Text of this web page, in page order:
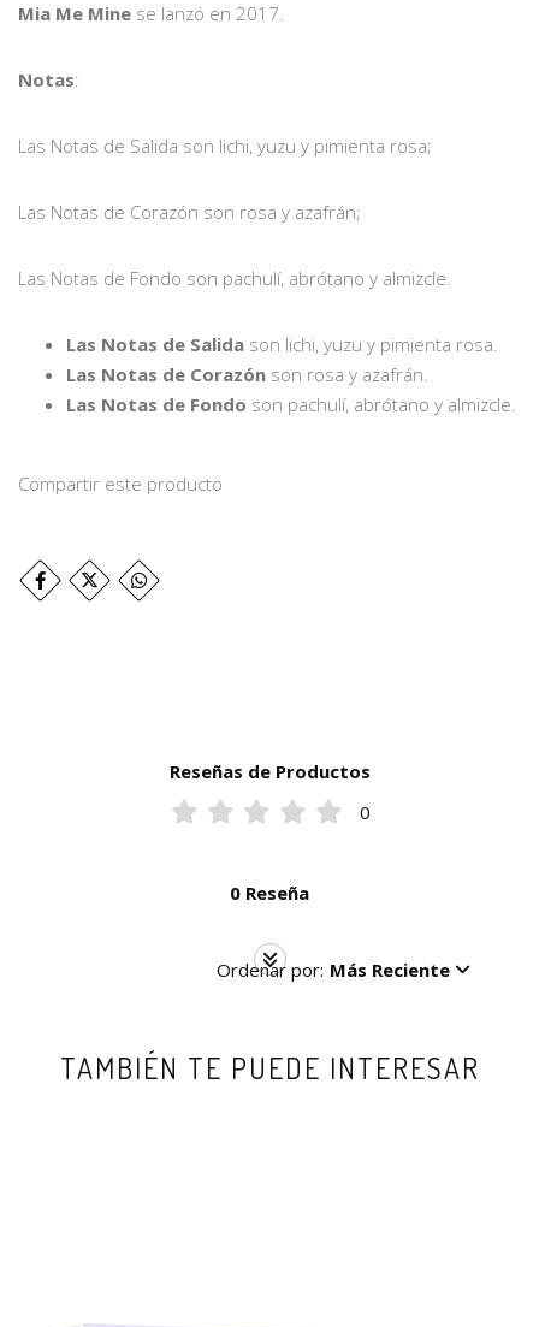
Mia Me Mine se lanzó en 2017.
Notas:
Las Notas de Salida son lichi, yuzu y pimienta rosa;
Las Notas de Corazón son rosa y azafrán;
Las Notas de Fondo son pachulí, abrótano y almizcle.
Las Notas de Salida son lichi, yuzu y pimienta rosa.
Las Notas de Corazón son rosa y azafrán.
Las Notas de Fondo son pachulí, abrótano y almizcle.
Compartir este producto
Reseñas de Productos
0
0 Reseña
Ordenar por: Más Reciente
TAMBIÉN TE PUEDE INTERESAR